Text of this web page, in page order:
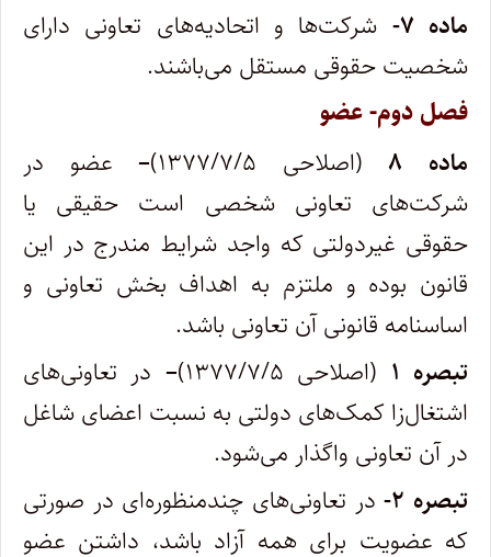
ماده ۷-
شرکت‌ها و اتحادیه‌های تعاونی دارای
شخصیت حقوقی مستقل می‌باشند.
فصل دوم- عضو
ماده ۸
(اصلاحی ۱۳۷۷/۷/۵) –عضو در
شرکت‌های تعاونی شخصی است حقیقی یا
حقوقی غیر‌دولتی که واجد شرایط مندرج در این
قانون بوده و ملتزم به اهداف بخش تعاونی و
اساسنامه قانونی آن تعاونی باشد.
تبصره ۱
(اصلاحی ۱۳۷۷/۷/۵) – در تعاونی‌های
اشتغال‌زا کمک‌های دولتی به نسبت اعضای شاغل
در آن تعاونی واگذار می‌شود.
تبصره ۲-
در تعاونی‌های چندمنظوره‌ای در صورتی
که عضویت برای همه آزاد باشد، داشتن عضو